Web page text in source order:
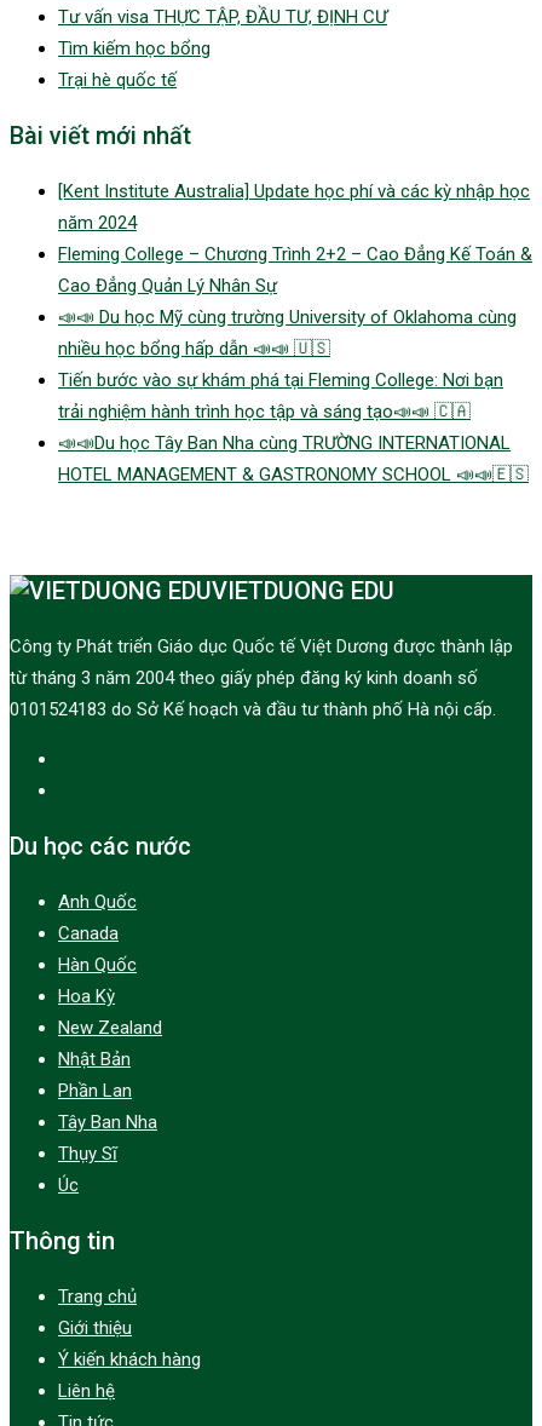
Tư vấn visa THỰC TẬP, ĐẦU TƯ, ĐỊNH CƯ
Tìm kiếm học bổng
Trại hè quốc tế
Bài viết mới nhất
[Kent Institute Australia] Update học phí và các kỳ nhập học
năm 2024
Fleming College – Chương Trình 2+2 – Cao Đẳng Kế Toán &
Cao Đẳng Quản Lý Nhân Sự
📣📣 Du học Mỹ cùng trường University of Oklahoma cùng
nhiều học bổng hấp dẫn 📣📣 🇺🇸
Tiến bước vào sự khám phá tại Fleming College: Nơi bạn
trải nghiệm hành trình học tập và sáng tạo📣📣 🇨🇦
📣📣Du học Tây Ban Nha cùng TRƯỜNG INTERNATIONAL
HOTEL MANAGEMENT & GASTRONOMY SCHOOL 📣📣🇪🇸
VIETDUONG EDU
Công ty Phát triển Giáo dục Quốc tế Việt Dương được thành lập
từ tháng 3 năm 2004 theo giấy phép đăng ký kinh doanh số
0101524183 do Sở Kế hoạch và đầu tư thành phố Hà nội cấp.
Du học các nước
Anh Quốc
Canada
Hàn Quốc
Hoa Kỳ
New Zealand
Nhật Bản
Phần Lan
Tây Ban Nha
Thụy Sĩ
Úc
Thông tin
Trang chủ
Giới thiệu
Ý kiến khách hàng
Liên hệ